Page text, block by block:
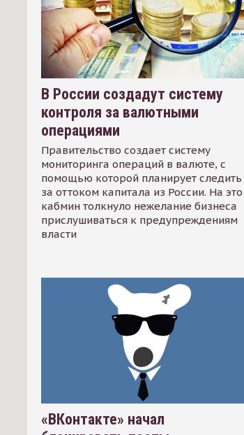
В России создадут систему
контроля за валютными
операциями
Правительство создает систему
мониторинга операций в валюте, с
помощью которой планирует следить
за оттоком капитала из России. На это
кабмин толкнуло нежелание бизнеса
прислушиваться к предупреждениям
власти
«ВКонтакте» начал